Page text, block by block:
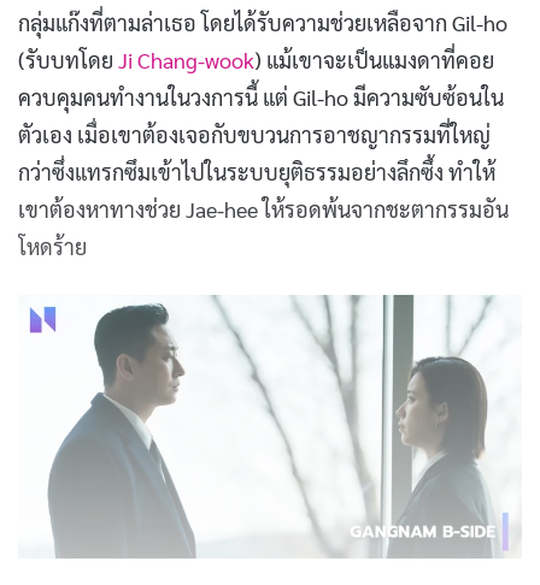
กลุ่มแก๊งที่ตามล่าเธอ โดยได้รับความช่วยเหลือจาก Gil-ho
(รับบทโดย Ji Chang-wook) แม้เขาจะเป็นแมงดาที่คอย
ควบคุมคนทำงานในวงการนี้ แต่ Gil-ho มีความซับซ้อนใน
ตัวเอง เมื่อเขาต้องเจอกับขบวนการอาชญากรรมที่ใหญ่
กว่าซึ่งแทรกซึมเข้าไปในระบบยุติธรรมอย่างลึกซึ้ง ทำให้
เขาต้องหาทางช่วย Jae-hee ให้รอดพ้นจากชะตากรรมอัน
โหดร้าย